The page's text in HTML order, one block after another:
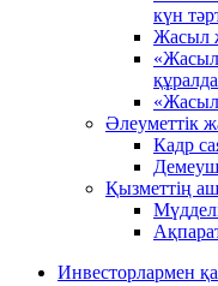
күн
Жасыл
Әлеуметтік
Кадр
Қызметтің
Инвесторлармен